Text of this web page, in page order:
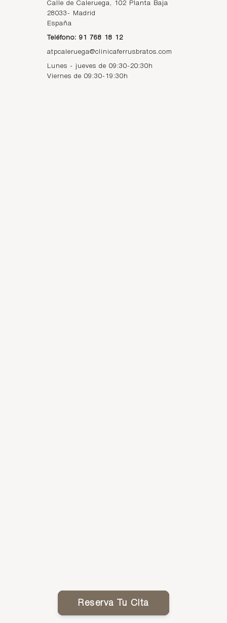
Reserva Tu Cita
Calle de Caleruega, 102 Planta Baja
28033-
Madrid
España
Teléfono: 91 768 18 12
atpcaleruega@clinicaferrusbratos.com
Lunes - jueves de 09:30-20:30h
Viernes de 09:30-19:30h